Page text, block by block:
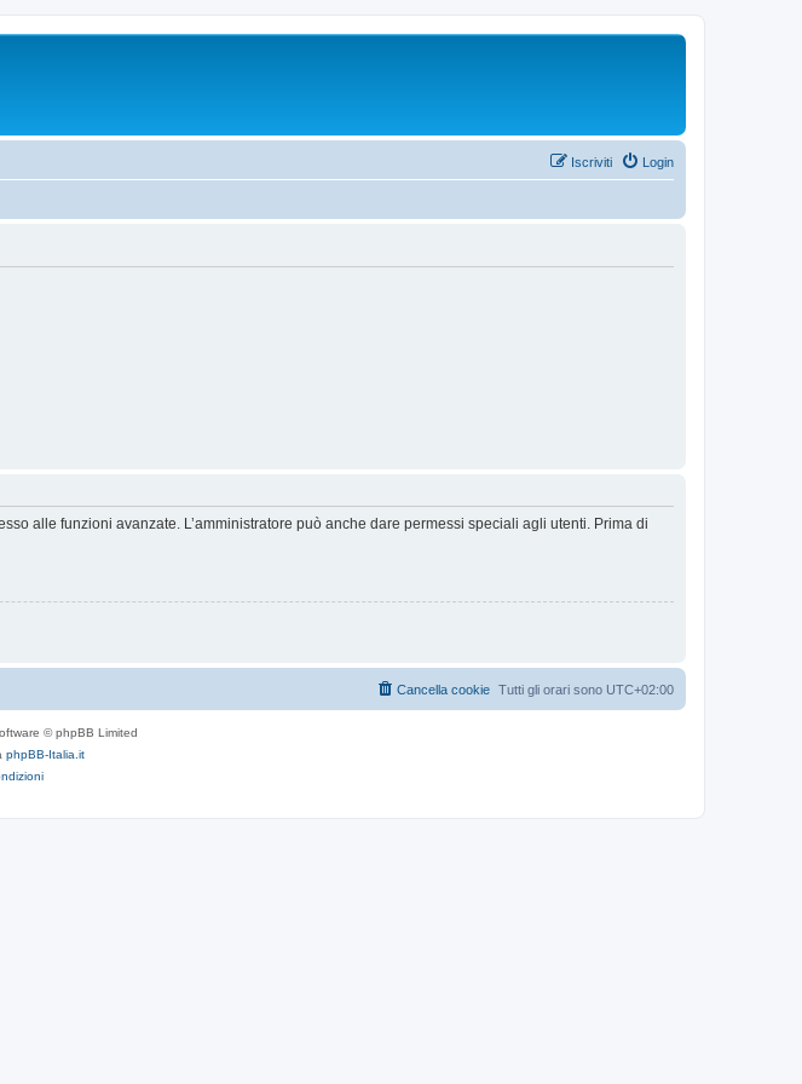
Login
Iscriviti
alle funzioni avanzate. L’amministratore può anche dare permessi speciali agli utenti. Prima di
Tutti gli orari sono UTC+02:00
Cancella cookie
© phpBB Limited
phpBB-Italia.it